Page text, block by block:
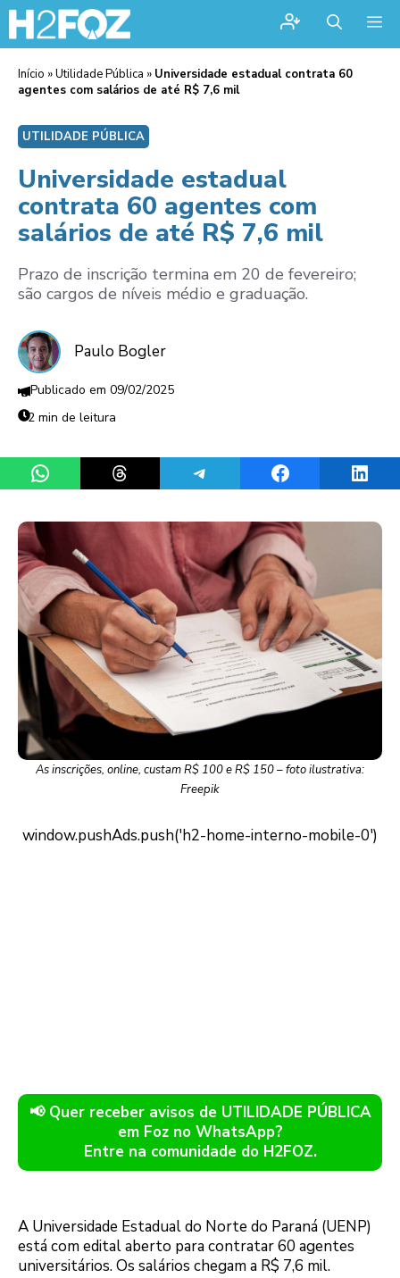
Início »Utilidade Pública » Universidade estadual contrata 60
agentes com salários de até R$ 7,6 mil
UTILIDADE PÚBLICA
Universidade estadual
contrata 60 agentes com
salários de até R$ 7,6 mil
Prazo de inscrição termina em 20 de fevereiro;
são cargos de níveis médio e graduação.
Paulo Bogler
09/02/2025
2 min de leitura
Share on WhatsAppShare on ThreadsShare on TelegramShare on Facebook
As inscrições, online, custam R$ 100 e R$ 150 – foto ilustrativa:
Freepik
📢 Quer receber avisos de UTILIDADE PÚBLICA
em Foz no WhatsApp?
Entre na comunidade do H2FOZ.
A Universidade Estadual do Norte do Paraná (UENP)
está com edital aberto para contratar 60 agentes
universitários. Os salários chegam a R$ 7,6 mil.